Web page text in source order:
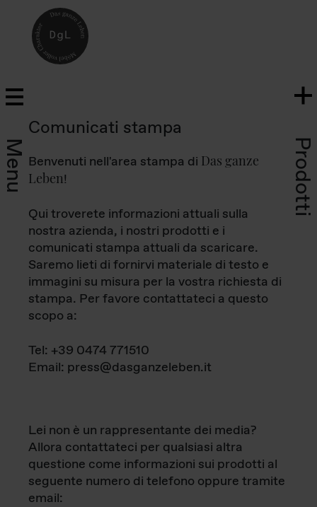
Menu Prodotti
Comunicati stampa
Benvenuti nell'area stampa di Das ganze
Leben!
Qui troverete informazioni attuali sulla
nostra azienda, i nostri prodotti e i
comunicati stampa attuali da scaricare.
Saremo lieti di fornirvi materiale di testo e
immagini su misura per la vostra richiesta di
stampa. Per favore contattateci a questo
scopo a:
Tel: +39 0474 771510
Email: press@dasganzeleben.it
Lei non è un rappresentante dei media?
Allora contattateci per qualsiasi altra
questione come informazioni sui prodotti al
seguente numero di telefono oppure tramite
email: